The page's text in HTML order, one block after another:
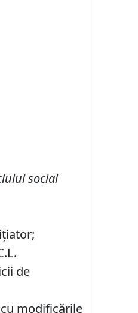
social
de
modificările